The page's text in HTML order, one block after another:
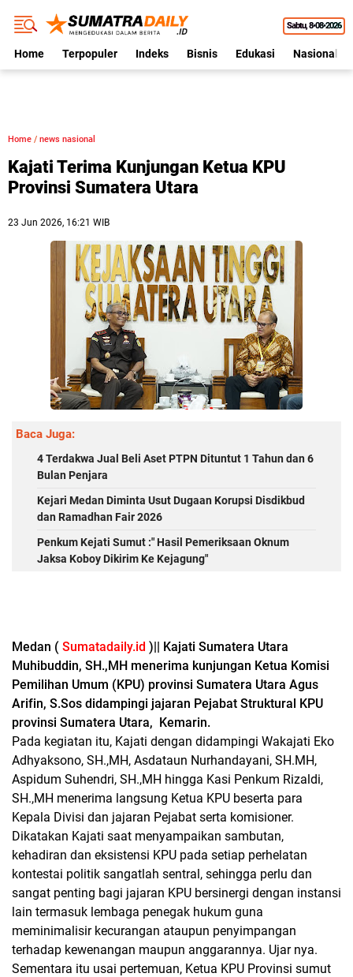
Sabtu 8•08•2026
Home Terpopuler Indeks Bisnis Edukasi Nasional
Home / news nasional
Kajati Terima Kunjungan Ketua KPU
Provinsi Sumatera Utara
23 Jun 2026, 16:21 WIB
Baca Juga:
4 Terdakwa Jual Beli Aset PTPN Dituntut 1 Tahun dan 6
Bulan Penjara
Kejari Medan Diminta Usut Dugaan Korupsi Disdikbud
dan Ramadhan Fair 2026
Penkum Kejati Sumut :" Hasil Pemeriksaan Oknum
Jaksa Koboy Dikirim Ke Kejagung"
Medan ( Sumatadaily.id )|| Kajati Sumatera Utara
Muhibuddin, SH.,MH menerima kunjungan Ketua Komisi
Pemilihan Umum (KPU) provinsi Sumatera Utara Agus
Arifin, S.Sos didampingi jajaran Pejabat Struktural KPU
provinsi Sumatera Utara, Kemarin.
Pada kegiatan itu, Kajati dengan didampingi Wakajati Eko
Adhyaksono, SH.,MH, Asdataun Nurhandayani, SH.MH,
Aspidum Suhendri, SH.,MH hingga Kasi Penkum Rizaldi,
SH.,MH menerima langsung Ketua KPU beserta para
Kepala Divisi dan jajaran Pejabat serta komisioner.
Dikatakan Kajati saat menyampaikan sambutan,
kehadiran dan eksistensi KPU pada setiap perhelatan
kontestai politik sangatlah sentral, sehingga perlu dan
sangat penting bagi jajaran KPU bersinergi dengan instansi
lain termasuk lembaga penegak hukum guna
meminimalisir kecurangan ataupun penyimpangan
terhadap kewenangan maupun anggarannya. Ujar nya.
Sementara itu usai pertemuan, Ketua KPU Provinsi sumut